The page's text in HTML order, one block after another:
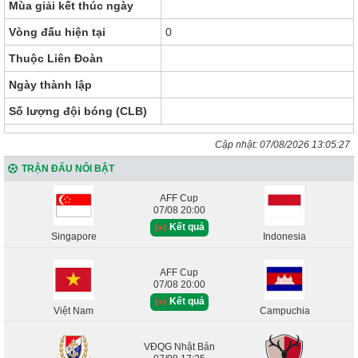
Mùa giải kết thúc ngày
Vòng đấu hiện tại 0
Thuộc Liên Đoàn
Ngày thành lập
Số lượng đội bóng (CLB)
Cập nhật: 07/08/2026 13:05:27
TRẬN ĐẤU NỔI BẬT
Singapore
AFF Cup
07/08 20:00
Kết quả
Indonesia
Việt Nam
AFF Cup
07/08 20:00
Kết quả
Campuchia
VĐQG Nhật Bản